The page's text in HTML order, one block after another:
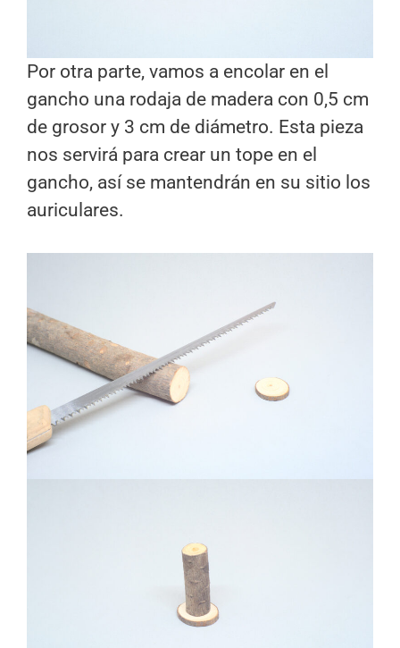
Por otra parte, vamos a encolar en el
gancho una rodaja de madera con 0,5 cm
de grosor y 3 cm de diámetro. Esta pieza
nos servirá para crear un tope en el
gancho, así se mantendrán en su sitio los
auriculares.